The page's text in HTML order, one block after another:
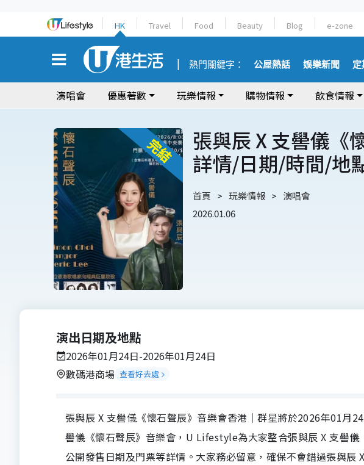
HK Travel Food Beauty Blog e-zone
熱門關鍵字： 公屋熱話 娛樂新聞 定
演唱會 優惠著數 玩樂情報 購物情報 飲食情報
張與辰 X 支嚳儀《
詳情/日期/時間/地
首頁 玩樂情報
演唱會
2026.01.06
演出日期及地點
2026年01月24日-2026年01月24日
數碼港商場 查看好去處
張與辰 X 支嚳儀《懷石聲辰》音樂會香港｜群星將於2026年01月
嚳儀《懷石聲辰》音樂會，U Lifestyle為大家整合張與辰 X 支嚳儀
公開發售日期及門票等詳情。大家務必留意，確保不會錯過張與辰